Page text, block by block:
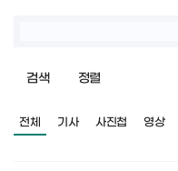
검색 정렬
전체 기사 사진첩 영상